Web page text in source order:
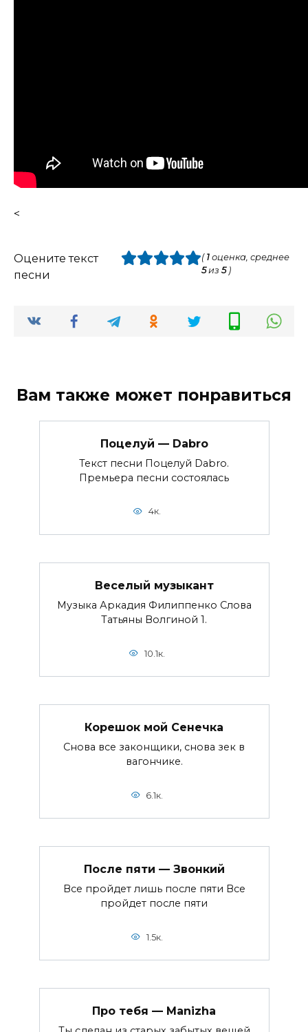
<
Оцените текст
песни
( 1оценка, среднее
5из 5)
Вам также может понравиться
Поцелуй — Dabro
Текст песни Поцелуй Dabro.
Премьера песни состоялась
4к.
Веселый музыкант
Музыка Аркадия Филиппенко Слова
Татьяны Волгиной 1.
10.1к.
Корешок мой Сенечка
Снова все законщики, снова зек в
вагончике.
6.1к.
После пяти — Звонкий
Все пройдет лишь после пяти Все
пройдет после пяти
1.5к.
Про тебя — Manizha